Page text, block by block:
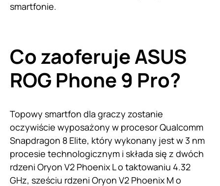
smartfonie.
Co zaoferuje ASUS
ROG Phone 9 Pro?
Topowy smartfon dla graczy zostanie
oczywiście wyposażony w procesor Qualcomm
Snapdragon 8 Elite, który wykonany jest w 3 nm
procesie technologicznym i składa się z dwóch
rdzeni Oryon V2 Phoenix L o taktowaniu 4.32
GHz, sześciu rdzeni Oryon V2 Phoenix M o